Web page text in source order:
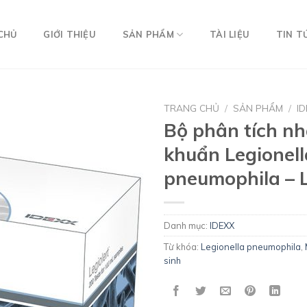
GIỚI THIỆU SẢN PHẨM TÀI LIỆU TIN
TRANG CHỦ / SẢN PHẨM /
Bộ phân tích
khuẩn
pneumophila –
Danh mục: IDEXX
Từ khóa: Legionella pneumophila
sinh